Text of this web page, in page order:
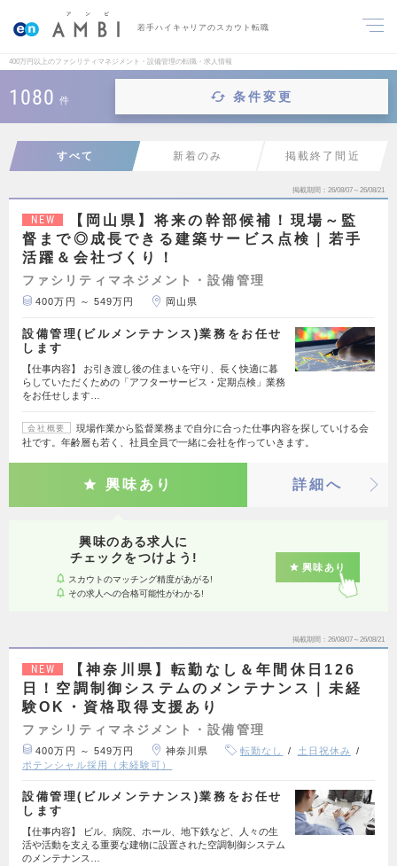
若手ハイキャリアのスカウト転職
400万円以上のファシリティマネジメント・設備管理の転職・求人情報
1080 件 条件変更
すべて 新着のみ 掲載終了間近
掲載期間 26/08/07～26/08/21
NEW
【岡山県】将来の幹部候補！現場～監
督まで◎成長できる建築サービス点検｜若手
活躍＆会社づくり！
ファシリティマネジメント・設備管理
400万円 ～ 549万円 岡山県
設備管理(ビルメンテナンス)業務をお任せ
します
【仕事内容】 お引き渡し後の住まいを守り、長く快適に暮
らしていただくための「アフターサービス・定期点検」業務
をお任せします…
会社概要
現場作業から監督業務まで自分に合った仕事内容を探していける会
社です。年齢層も若く、社員全員で一緒に会社を作っていきます。
興味あり 詳細へ
興味のある求人に
チェックをつけよう!
スカウトのマッチング精度があがる!
その求人への合格可能性がわかる!
興味あり
掲載期間 26/08/07～26/08/21
NEW
【神奈川県】転勤なし＆年間休日126
日！空調制御システムのメンテナンス｜未経
験OK・資格取得支援あり
ファシリティマネジメント・設備管理
400万円 ～ 549万円 神奈川県 転勤なし
土日祝休み
ポテンシャル採用（未経験可）
設備管理(ビルメンテナンス)業務をお任せ
します
【仕事内容】 ビル、病院、ホール、地下鉄など、人々の生
活や活動を支える重要な建物に設置された空調制御システム
のメンテナンス…